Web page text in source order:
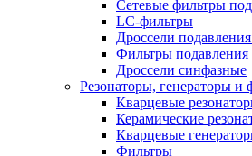
Сетевые фильтры
LC-фильтры
Дроссели
Фильтры
Дроссели синфазные
Резонаторы, генераторы и
Кварцевые
Керамические
Кварцевые
Фильтры